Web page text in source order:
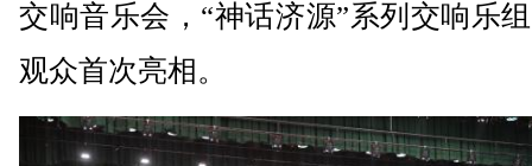
交响音乐会，“神话济源”系列交响乐
观众首次亮相。